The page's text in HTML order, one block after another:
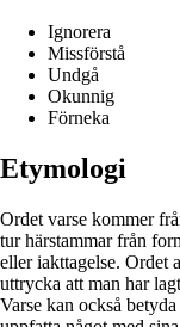
Ignorera
Missförstå
Undgå
Okunnig
Förneka
Etymologi
Ordet varse kommer
tur härstammar från
eller iakttagelse. Ordet
uttrycka att man har
Varse kan också